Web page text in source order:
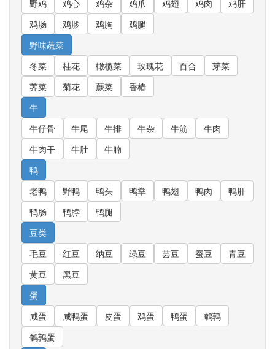
野鸡
鸡心 鸡杂 鸡爪 鸡翅 鸡肉
鸡肝
鸡肠
鸡胗 鸡胸
鸡腿
野味蔬菜
冬菜
桂花 橄榄菜 玫瑰花 百合
芽菜
荠菜
菊花 蕨菜
香椿
牛
牛仔骨
牛尾 牛排 牛杂 牛筋
牛肉
牛肉干
牛肚
牛腩
鸭
老鸭
野鸭 鸭头 鸭掌 鸭翅 鸭肉
鸭肝
鸭肠
鸭脖
鸭腿
豆类
毛豆
红豆 纳豆 绿豆 芸豆 蚕豆
青豆
黄豆
黑豆
蛋
咸蛋
咸鸭蛋 皮蛋 鸡蛋 鸭蛋
鹌鹑
鹌鹑蛋